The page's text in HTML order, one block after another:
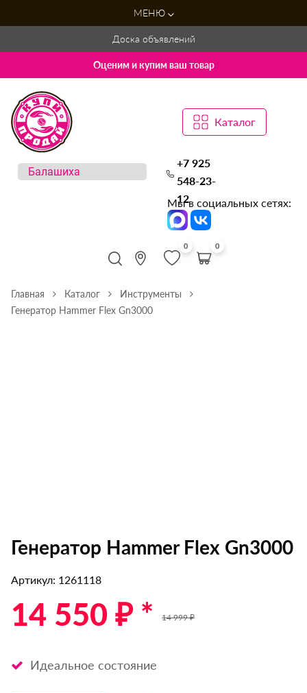
МЕНЮ
Доска объявлений
Оценим и купим ваш товар
Каталог
+7 925
548-23-
12
Мы в социальных сетях:
0 0
Главная Каталог
Инструменты
Генератор Hammer Flex Gn3000
Генератор Hammer Flex Gn3000
Артикул: 1261118
14 550 ₽ * 14 999 ₽
Идеальное состояние